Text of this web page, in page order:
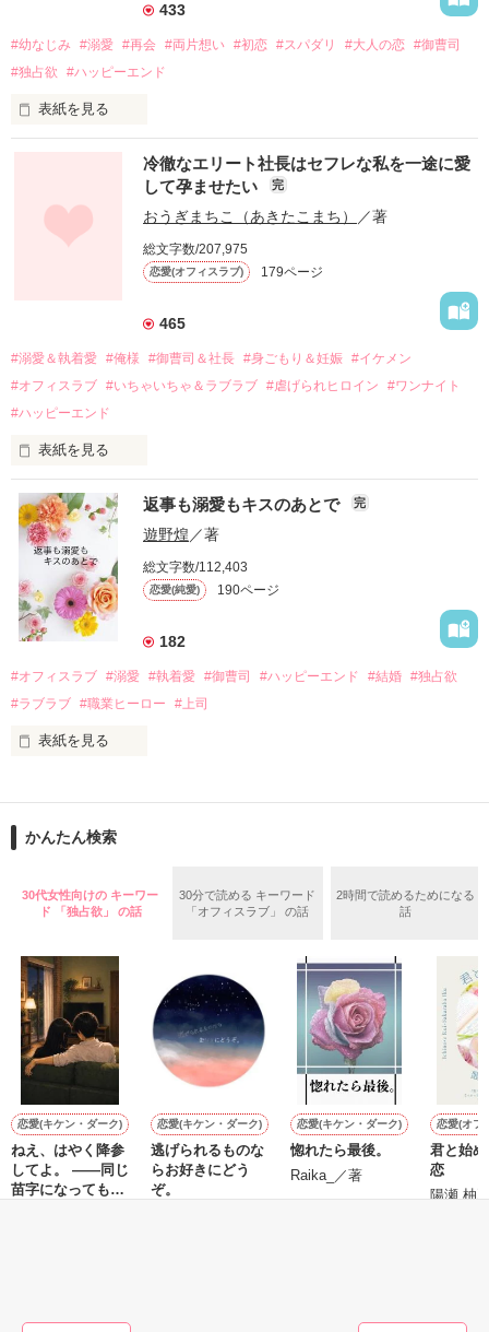
433
#幼なじみ #溺愛 #再会 #両片想い #初恋 #スパダリ #大人の恋 #御曹司
#独占欲
#ハッピーエンド
表紙を見る
幼なじみの哲平に淡い恋心を抱いていた美桜。
しかし、ある出来事をきっかけに二人の関係は壊れてしまう。
関係修復もできないまま、美桜は両親の離婚によって
引っ越すことになり、哲平とも離れ離れになった。
それから約十二年後。
過去の傷から、二度と会いたくないと思っていた哲平に
運命のような再会を果たす。
酔った勢いで一夜を共にしてしまった。
さらに、美桜が初めてだと知った哲平は
『責任をとる、結婚しよう』と真っ直ぐに告げてきた。
戸惑う美桜とは裏腹に、好きという気持ちを隠すことなく
甘やかしてくる。
そんなある日、哲平は美桜がストーカー被害に
遭っていることを知る。
美桜を守るため、哲平は同居を提案してきて――。
夏木美桜(なつきみお)
鳴海哲平 (なるみてっぺい)
2026.6.5～2026.7.25
＊以前、公開していた話の改稿版です＊
作品を読む
冷徹なエリート社長はセフレな私を一途に愛
して孕ませたい
完
おうぎまちこ（あきたこまち） ／著
総文字数/207,975
恋愛(オフィスラブ) 179ページ
465
#溺愛＆執着愛 #俺様 #御曹司＆社長 #身ごもり＆妊娠 #イケメン
#オフィスラブ #いちゃいちゃ＆ラブラブ #虐げられヒロイン
#ワンナイト
#ハッピーエンド
表紙を見る
おかしな噂を流されて前の職場でうまくいかなかった梅田美
桜は、海外で傷心旅行をしていたところ、日本人美青年と出会
い、酒の勢いもあり一夜限りの関係となる。
帰国後、美桜は新しい職場でワンナイトした美青年と再会。
なんと彼の正体は、とある財閥御曹司にも関わらず、一族を離
れて起業した新進気鋭の実業家、社内でも冷徹だと評判な社長
――御影恭司その人だったのだ――！
なぜか恭司から飼い猫の世話係を命じられた美桜は、猫の世
の関係となってしまい――？
返事も溺愛もキスのあとで 完
遊野煌 ／著
総文字数/112,403
恋愛(純愛) 190ページ
182
#オフィスラブ #溺愛 #執着愛 #御曹司 #ハッピーエンド #結婚 #独占欲
#ラブラブ #職業ヒーロー #上司
表紙を見る
ションの企画戦略室で働いている。
めた、同期で恋人の石垣守（26）がいるのだが、後輩の姫原由
いた。
守と由羅から『便利屋雛子』と馬鹿にされ、一人こっそり泣い
た上、同居まで提案してきて──？
鷹哉『宜しくな、俺の雛子』🦅
雛子『俺の……ひぃ、雛子？！！！』🐥
シゴデキで冷徹な上司が見せる素顔は、なぜか想像以上に甘く
※表紙も作中使用の画像も全てフリー素材です。
※執筆期間2026.6.3〜7.20完結です。
※他サイトさんにて恋愛トレンド1位でした〜良かったら読ん
かんたん検索
30代女性向けの キーワー
ド 「独占欲」 の話
30分で読める キーワード
「オフィスラブ」 の話
2時間で読めるためになる
話
恋愛(キケン・ダーク)
ねえ、はやく降参
してよ。 ――同じ
苗字になっても、
恋愛(キケン・ダーク)
逃げられるものな
らお好きにどう
ぞ。
恋愛(キケン・ダーク)
惚れたら最後。
Raika_／著
恋愛(オフ
君と始
恋
陽瀬 柚